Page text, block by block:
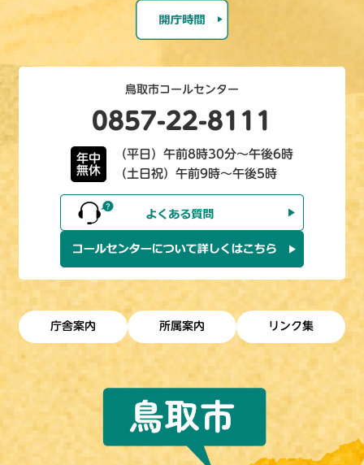
鳥取市コールセンター
0857-22-8111
年中
無休
（平日）午前8時30分～午後6時
（土日祝）午前9時～午後5時
庁舎案内 所属案内 リンク集